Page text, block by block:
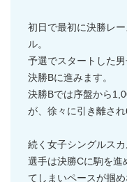
初日で最初に決勝レ
ル。
予選でスタートした
決勝Bに進みます。
決勝Bでは序盤から
が、徐々に引き離さ
続く女子シングルス
選手は決勝Cに駒を進
てしまいペースが掴